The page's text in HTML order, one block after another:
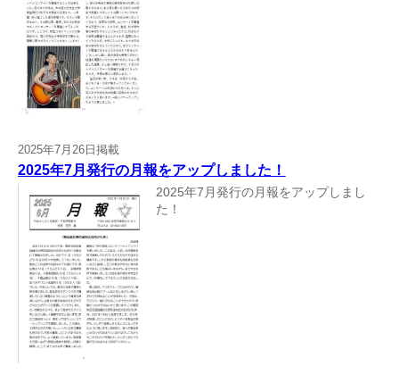
2025年7月26日掲載
2025年7月発行の月報をアップしました！
2025年7月発行の月報をアップしまし
た！